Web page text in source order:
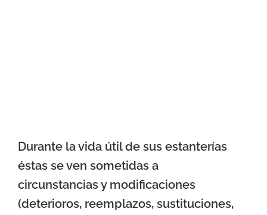
Durante la vida útil de sus estanterías
éstas se ven sometidas a
circunstancias y modificaciones
(deterioros, reemplazos, sustituciones,